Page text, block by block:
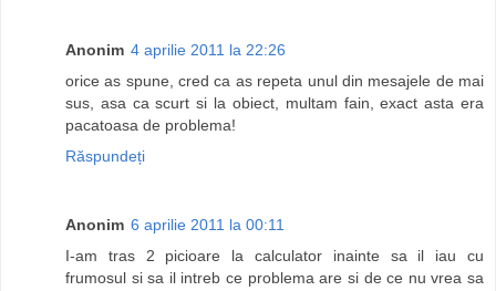
Anonim 4 aprilie 2011 la 22:26
orice as spune, cred ca as repeta unul din mesajele de mai
sus, asa ca scurt si la obiect, multam fain, exact asta era
pacatoasa de problema!
Răspundeți
Anonim 6 aprilie 2011 la 00:11
I-am tras 2 picioare la calculator inainte sa il iau cu
frumosul si sa il intreb ce problema are si de ce nu vrea sa